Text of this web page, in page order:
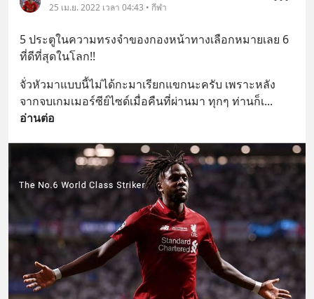
25 เม.ย. 2022 เวลา 04:43 • กีฬา
5 ประตูในความทรงจำของกองหน้าทางเลือกหมายเลย 6
ที่ดีที่สุดในโลก!!
จั่วหัวมาแบบนี้ไม่ได้กะมาเรียกแขกนะครับ เพราะหลัง
จากจบเกมเมอร์ซีย์ไซด์เมื่อคืนที่ผ่านมา ทุกๆ ท่านก็เ
อ่านต่อ